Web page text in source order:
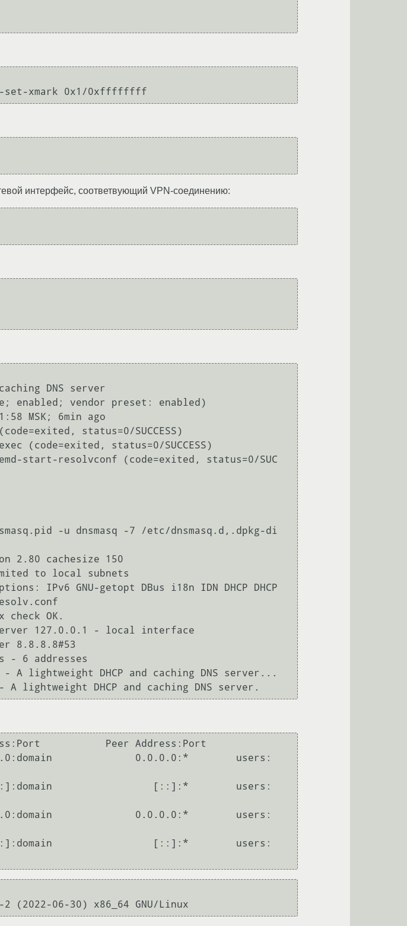
интерфейс, соответвующий VPN-соединению:
DNS server
2.80 cachesize 150
to local subnets
IPv6 GNU-getopt DBus i18n IDN DHCP DHCP
check OK.
127.0.0.1 - local interface
8.8.8.8#53
- 6 addresses
A lightweight DHCP and caching DNS server...
Peer Address:Port
0.0.0.0:*        users:
[::]:*        users:
0.0.0.0:*        users:
[::]:*        users: